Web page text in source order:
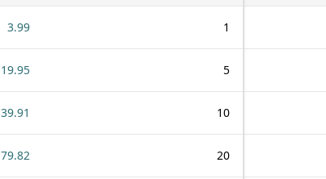
1
3.99
5
19.95
10
39.91
20
79.82